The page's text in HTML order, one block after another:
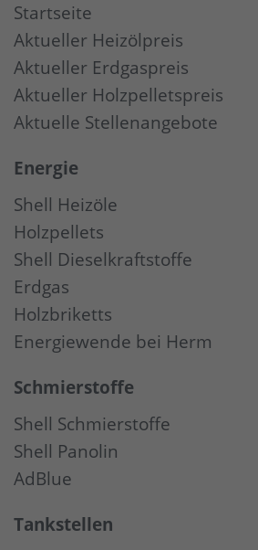
Startseite
Aktueller Heizölpreis
Aktueller Erdgaspreis
Aktueller Holzpelletspreis
Aktuelle Stellenangebote
Energie
Shell Heizöle
Holzpellets
Shell Dieselkraftstoffe
Erdgas
Holzbriketts
Energiewende bei Herm
Schmierstoffe
Shell Schmierstoffe
Shell Panolin
AdBlue
Tankstellen